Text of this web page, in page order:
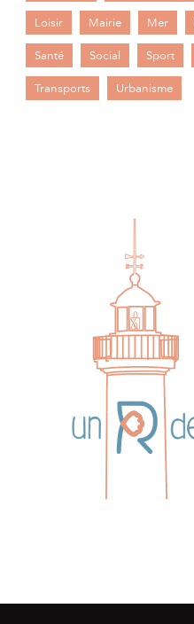
Loisir Mairie Mer
Santé Social Sport
Transports Urbanisme